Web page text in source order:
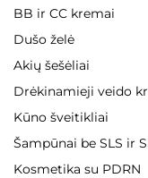
BB ir CC kremai
Dušo želė
Akių šešėliai
Drėkinamieji veido
Kūno šveitikliai
Šampūnai be SLS ir
Kosmetika su PDRN